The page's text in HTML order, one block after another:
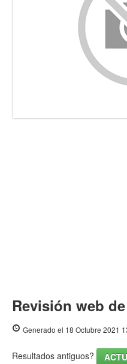
Palabras Claves
Usabilidad
Documento
Revisión web
Generado el 18 Octubre 2021
Resultados antiguos?